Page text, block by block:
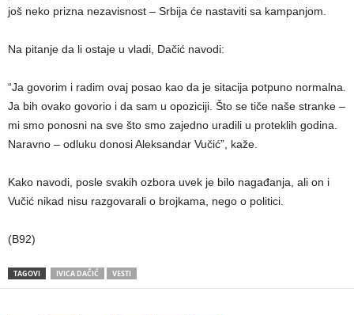
još neko prizna nezavisnost – Srbija će nastaviti sa kampanjom.
Na pitanje da li ostaje u vladi, Dačić navodi:
“Ja govorim i radim ovaj posao kao da je sitacija potpuno normalna.
Ja bih ovako govorio i da sam u opoziciji. Što se tiče naše stranke –
mi smo ponosni na sve što smo zajedno uradili u proteklih godina.
Naravno – odluku donosi Aleksandar Vučić”, kaže.
Kako navodi, posle svakih ozbora uvek je bilo nagađanja, ali on i
Vučić nikad nisu razgovarali o brojkama, nego o politici.
(B92)
TAGOVI IVICA DAČIĆ VESTI